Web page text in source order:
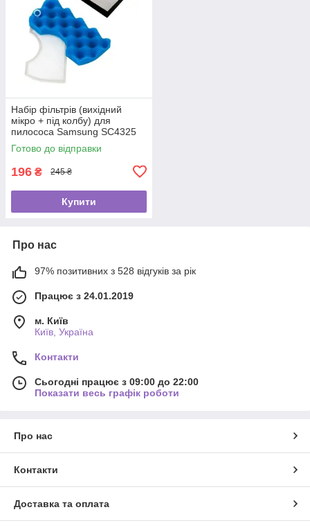
Набір фільтрів (вихідний
мікро + під колбу) для
пилососа Samsung SC4325
Готово до відправки
196 ₴ 245 ₴
Купити
Про нас
97% позитивних з 528 відгуків за рік
Працює з 24.01.2019
м. Київ
Київ, Україна
Контакти
Сьогодні працює з 09:00 до 22:00
Показати весь графік роботи
Про нас
Контакти
Доставка та оплата